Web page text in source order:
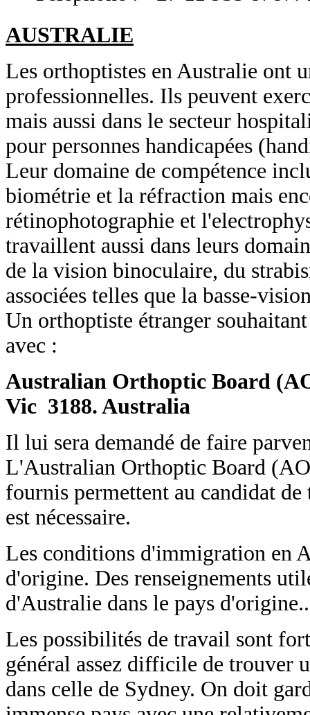
AUSTRALIE
Les orthoptistes en Australie ont
professionnelles. Ils peuvent
mais aussi dans le secteur
pour personnes handicapées
Leur domaine de compétence
biométrie et la réfraction mais
rétinophotographie et
travaillent aussi dans leurs
de la vision binoculaire, du
associées telles que la basse-
Un orthoptiste étranger
avec :
Australian Orthoptic Board
Vic 3188. Australia
Il lui sera demandé de faire
L'Australian Orthoptic Board
fournis permettent au candidat
est nécessaire.
Les conditions d'immigration en
d'origine. Des renseignements
d'Australie dans le pays
Les possibilités de travail sont
général assez difficile de trouver
dans celle de Sydney. On doit